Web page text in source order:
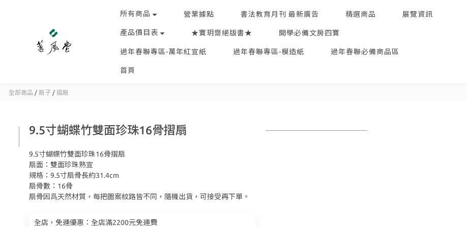
所有商品 營業據點 書法教育月刊 最新廣告 精選商品 展覽資訊
產品價目表 ★寶玥齋絕版書★ 開學必備文房四寶
過年春聯專區-萬年紅宣紙 過年春聯專區-模造紙 過年春聯必備商品區
首頁
全部商品 / 扇子 / 摺扇
9.5寸蝴蝶竹雙面珍珠16骨摺扇
9.5寸蝴蝶竹雙面珍珠16骨摺扇
扇面：雙面珍珠熟宣
規格：9.5寸扇骨長約31.4cm
扇骨數：16骨
扇骨因爲天然材質，每把圖案紋路皆不同，隨機出貨，可接受再下單。
全店，免運優惠：全店滿2200元免運費